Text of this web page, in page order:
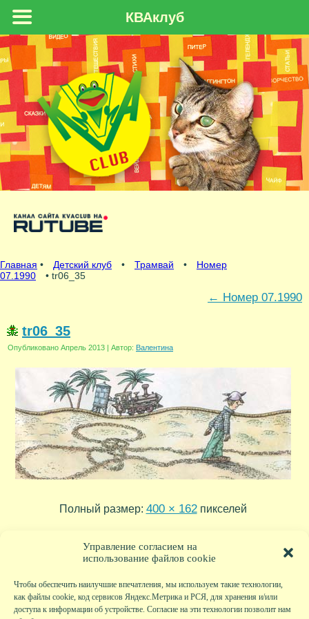
Управление согласием на
использование файлов cookie
Чтобы обеспечить наилучшие впечатления, мы используем такие технологии,
как файлы cookie, код сервисов Яндекс.Метрика и РСЯ, для хранения и/или
доступа к информации об устройстве. Согласие на эти технологии позволит нам
Главная • Детский клуб • Трамвай •
Номер
07.1990
• tr06_35
← Номер 07.1990
tr06_35
Опубликовано Апрель 2013 | Автор: Валентина
Полный размер: 400 × 162пикселей
КВАклуб